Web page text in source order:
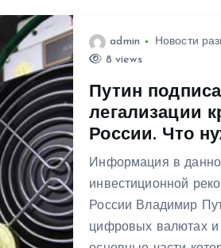
admin Новости
8 views
Путин
легализации
России. Что
Информация в
инвестиционной
России Владимир
цифровых валютах